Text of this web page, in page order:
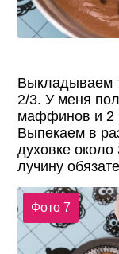
Выкладываем
2/3. У меня
маффинов и 2
Выпекаем в
духовке
лучину
Фото 7